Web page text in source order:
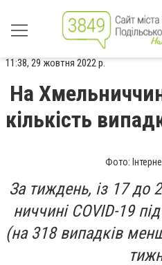
11:38, 29 жовтня 2022 р.
На
кількість
Фото:
За тиж­день, із 17
нич­чи­ні COVID-19
(на 318 ви­пад­ків